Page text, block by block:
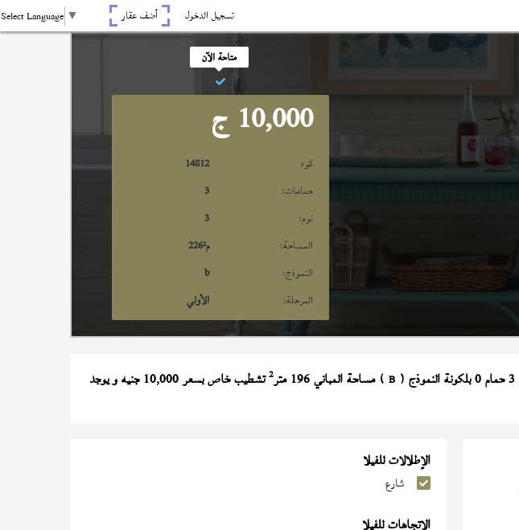
تسجيل الدخول أضف عقار Select Language ▼
متاحة الآن
10,000 ج
كود
14812
حمامات:
3
نوم:
3
المساحة:
226م²
النموذج:
b
المرحلة:
الأولي
B ) مساحة المباني 196 متر 2 تشطيب خاص بسعر 10,000 جنيه و يوجد
الإطلالات للفيلا
شارع
الإتجاهات للفيلا